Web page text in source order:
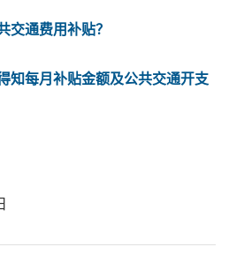
交通费用补贴？
知每月补贴金额及公共交通开支